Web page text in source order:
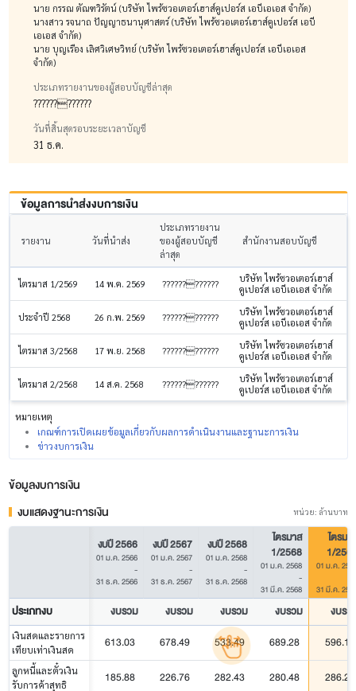
นาย กรรณ ตัณฑวิรัตน์ (บริษัท ไพร้ซวอเตอร์เฮาส์คูเปอร์ส เอบีเอเอส จำกัด)
นางสาว รจนาถ ปัญญาธนานุศาสตร์ (บริษัท ไพร้ซวอเตอร์เฮาส์คูเปอร์ส เอบี
เอเอส จำกัด)
นาย บุญเรือง เลิศวิเศษวิทย์ (บริษัท ไพร้ซวอเตอร์เฮาส์คูเปอร์ส เอบีเอเอส
จำกัด)
ประเภทรายงานของผู้สอบบัญชีล่าสุด
????????????
วันที่สิ้นสุดรอบระยะเวลาบัญชี
31 ธ.ค.
ข้อมูลการนำส่งงบการเงิน
รายงาน วันที่นำส่ง
ประเภทรายงาน
ของผู้สอบบัญชี
ล่าสุด
สำนักงานสอบบัญชี
ไตรมาส 1/2569 14 พ.ค. 2569 ????????????
บริษัท ไพร้ซวอเตอร์เฮาส์
คูเปอร์ส เอบีเอเอส จำกัด
ประจำปี 2568 26 ก.พ. 2569 ????????????
บริษัท ไพร้ซวอเตอร์เฮาส์
คูเปอร์ส เอบีเอเอส จำกัด
ไตรมาส 3/2568 17 พ.ย. 2568 ????????????
บริษัท ไพร้ซวอเตอร์เฮาส์
คูเปอร์ส เอบีเอเอส จำกัด
ไตรมาส 2/2568 14 ส.ค. 2568 ????????????
บริษัท ไพร้ซวอเตอร์เฮาส์
คูเปอร์ส เอบีเอเอส จำกัด
หมายเหตุ
เกณฑ์การเปิดเผยข้อมูลเกี่ยวกับผลการดำเนินงานและฐานะการเงิน
ข่าวงบการเงิน
ข้อมูลงบการเงิน
งบแสดงฐานะการเงิน
หน่วย: ล้านบาท
งบปี 2566
01 ม.ค. 2566
-
31 ธ.ค. 2566
งบปี 2567
01 ม.ค. 2567
-
31 ธ.ค. 2567
งบปี 2568
01 ม.ค. 2568
-
31 ธ.ค. 2568
ไตรมาส
1/2568
01 ม.ค. 2568
-
31 มี.ค. 2568
ไตรมา
1/
01 ม.ค.
31 มี.ค.
ประเภทงบ งบรวม งบรวม งบรวม งบรวม งบรว
เงินสดและรายการ
เทียบเท่าเงินสด
613.03 678.49 533.49 689.28 596.12
ลูกหนี้และตั๋วเงิน
รับการค้าสุทธิ
185.88 226.76 282.43 280.48 286.22